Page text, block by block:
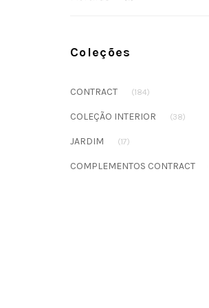
Coleções
CONTRACT (184)
COLEÇÃO INTERIOR (38)
JARDIM (17)
COMPLEMENTOS CONTRACT